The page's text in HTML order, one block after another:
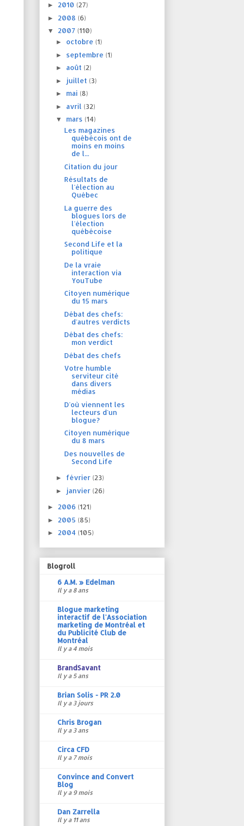
► 2010 (27)
► 2008 (6)
▼ 2007 (110)
► octobre (1)
► septembre (1)
► août (2)
► juillet (3)
► mai (8)
► avril (32)
▼ mars (14)
Les magazines
québécois ont de
moins en moins
de l...
Citation du jour
Résultats de
l'élection au
Québec
La guerre des
blogues lors de
l'élection
québécoise
Second Life et la
politique
De la vraie
interaction via
YouTube
Citoyen numérique
du 15 mars
Débat des chefs:
d'autres verdicts
Débat des chefs:
mon verdict
Débat des chefs
Votre humble
serviteur cité
dans divers
médias
D'où viennent les
lecteurs d'un
blogue?
Citoyen numérique
du 8 mars
Des nouvelles de
Second Life
► février (23)
► janvier (26)
► 2006 (121)
► 2005 (85)
► 2004 (105)
Blogroll
6 A.M. » Edelman
Il y a 8 ans
Blogue marketing
interactif de l'Association
marketing de Montréal et
du Publicité Club de
Montréal
Il y a 4 mois
BrandSavant
Il y a 5 ans
Brian Solis - PR 2.0
Il y a 3 jours
Chris Brogan
Il y a 3 ans
Circa CFD
Il y a 7 mois
Convince and Convert
Blog
Il y a 9 mois
Dan Zarrella
Il y a 11 ans